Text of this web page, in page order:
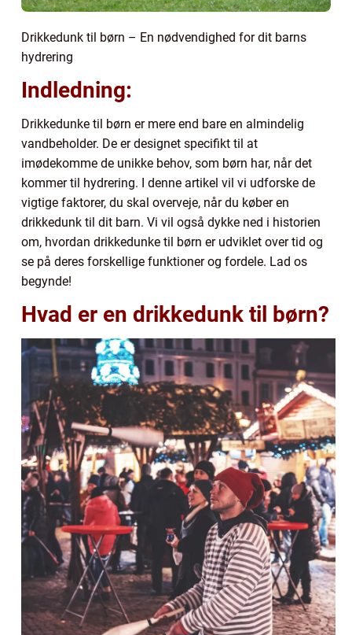
Drikkedunk til børn – En nødvendighed for dit barns
hydrering
Indledning:
Drikkedunke til børn er mere end bare en almindelig
vandbeholder. De er designet specifikt til at
imødekomme de unikke behov, som børn har, når det
kommer til hydrering. I denne artikel vil vi udforske de
vigtige faktorer, du skal overveje, når du køber en
drikkedunk til dit barn. Vi vil også dykke ned i historien
om, hvordan drikkedunke til børn er udviklet over tid og
se på deres forskellige funktioner og fordele. Lad os
begynde!
Hvad er en drikkedunk til børn?